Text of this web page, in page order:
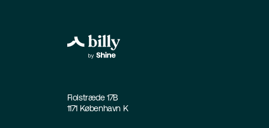
Fiolstræde 17B
1171 København K